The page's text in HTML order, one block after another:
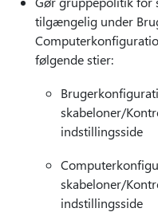
tilgængelig under
følgende stier:
skabeloner/
indstillingsside
skabeloner/
indstillingsside